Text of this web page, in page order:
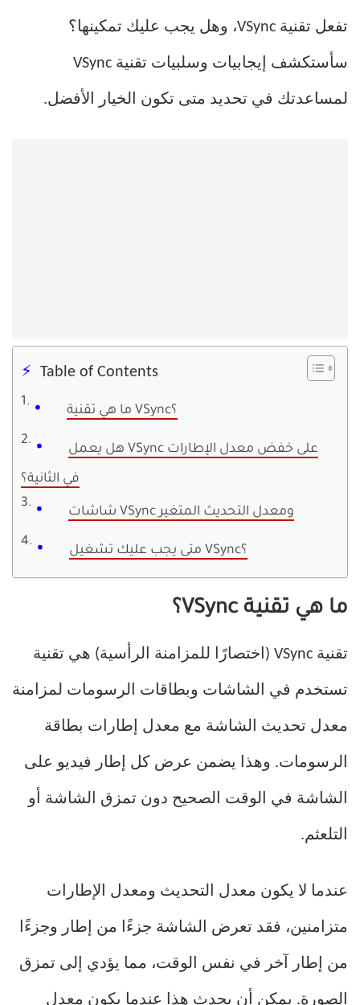
تفعل تقنية VSync، وهل يجب عليك تمكينها؟
سأستكشف إيجابيات وسلبيات تقنية VSync
لمساعدتك في تحديد متى تكون الخيار الأفضل.
Table of Contents
ما هي تقنية VSync؟
هل يعمل VSync على خفض معدل الإطارات
في الثانية؟
شاشات VSync ومعدل التحديث المتغير
متى يجب عليك تشغيل VSync؟
ما هي تقنية VSync؟
تقنية VSync (اختصارًا للمزامنة الرأسية) هي تقنية
تستخدم في الشاشات وبطاقات الرسومات لمزامنة
معدل تحديث الشاشة مع معدل إطارات بطاقة
الرسومات. وهذا يضمن عرض كل إطار فيديو على
الشاشة في الوقت الصحيح دون تمزق الشاشة أو
التلعثم.
عندما لا يكون معدل التحديث ومعدل الإطارات
متزامنين، فقد تعرض الشاشة جزءًا من إطار وجزءًا
من إطار آخر في نفس الوقت، مما يؤدي إلى تمزق
الصورة. يمكن أن يحدث هذا عندما يكون معدل